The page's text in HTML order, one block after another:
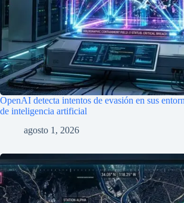
OpenAI detecta intentos de evasión en sus
de inteligencia artificial
agosto 1, 2026